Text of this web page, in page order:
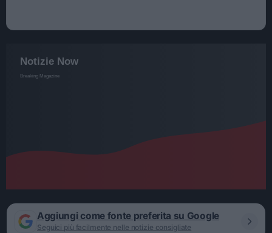
Aggiungi come fonte preferita su Google
Seguici più facilmente nelle notizie consigliate